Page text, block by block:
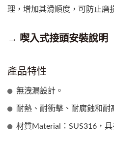
理，增加其滑順度，可防止磨
→ 喫入式接頭安裝說明
產品特性
無洩漏設計。
耐熱、耐衝擊、耐腐蝕和耐
材質Material：SUS316，具